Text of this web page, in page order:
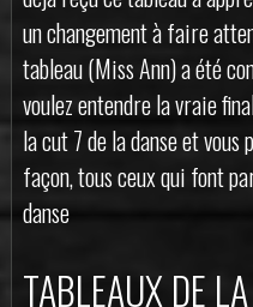
un changement à faire
tableau (Miss Ann) a été
voulez entendre la vraie
la cut 7 de la danse et vous
façon, tous ceux qui font
danse
TABLEAUX DE